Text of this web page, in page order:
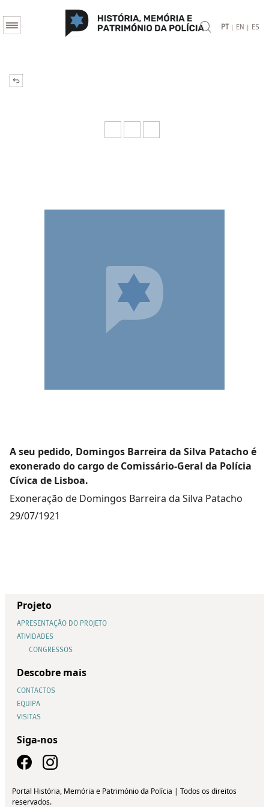
PT | EN | ES
A seu pedido, Domingos Barreira da Silva Patacho é
exonerado do cargo de Comissário-Geral da Polícia
Cívica de Lisboa.
Exoneração de Domingos Barreira da Silva Patacho
29/07/1921
Projeto
APRESENTAÇÃO DO PROJETO
ATIVIDADES
CONGRESSOS
Descobre mais
CONTACTOS
EQUIPA
VISITAS
Siga-nos
Portal História, Memória e Património da Polícia | Todos os direitos
reservados.